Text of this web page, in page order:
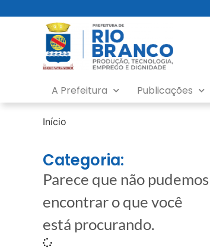
A Prefeitura Publicações
Início
Categoria:
Parece que não pudemos
encontrar o que você
está procurando.